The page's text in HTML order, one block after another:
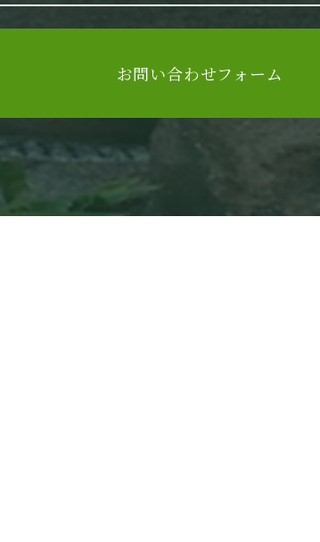
お問い合わせフォーム